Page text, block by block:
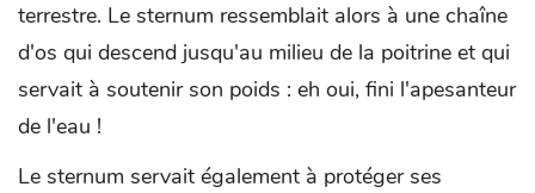
terrestre. Le sternum ressemblait alors à une chaîne
d'os qui descend jusqu'au milieu de la poitrine et qui
servait à soutenir son poids : eh oui, fini l'apesanteur
de l'eau !
Le sternum servait également à protéger ses